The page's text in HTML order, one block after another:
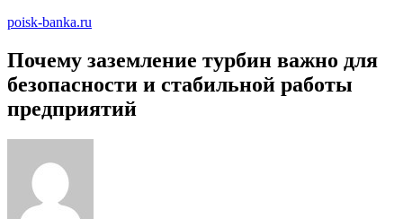
poisk-banka.ru
Почему заземление турбин важно для
безопасности и стабильной работы
предприятий